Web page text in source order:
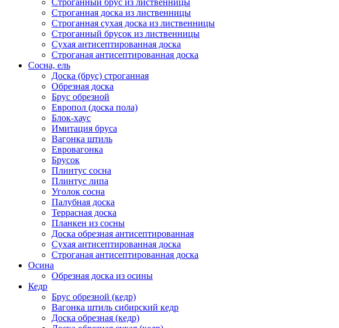
Строганная доска из лиственницы
Строганная сухая доска из лиственницы
Строганный брусок из лиственницы
Сухая антисептированная доска
Строганая антисептированная доска
Сосна, ель
Доска (брус) строганная
Обрезная доска
Брус обрезной
Европол (доска пола)
Блок-хаус
Имитация бруса
Вагонка штиль
Евровагонка
Брусок
Плинтус сосна
Плинтус липа
Уголок сосна
Палубная доска
Террасная доска
Планкен из сосны
Доска обрезная антисептированная
Сухая антисептированная доска
Строганая антисептированная доска
Осина
Обрезная доска из осины
Кедр
Брус обрезной (кедр)
Вагонка штиль сибирский кедр
Доска обрезная (кедр)